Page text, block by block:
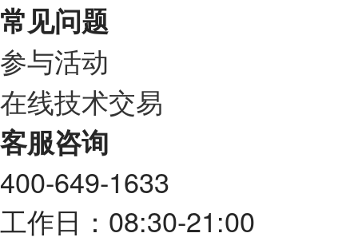
常见问题
参与活动
在线技术交易
客服咨询
400-649-1633
工作日：08:30-21:00